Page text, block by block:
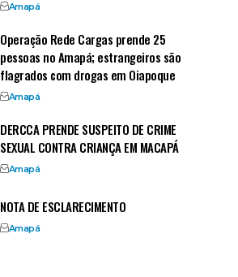
Amapá
Operação Rede Cargas prende 25
pessoas no Amapá; estrangeiros são
flagrados com drogas em Oiapoque
Amapá
DERCCA PRENDE SUSPEITO DE CRIME
SEXUAL CONTRA CRIANÇA EM MACAPÁ
Amapá
NOTA DE ESCLARECIMENTO
Amapá